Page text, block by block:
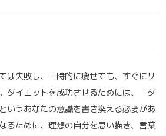
は失敗し、一時的に痩せても、すぐにリ
ダイエットを成功させるためには、「ダ
いうあなたの意識を書き換える必要があ
るために、理想の自分を思い描き、言葉